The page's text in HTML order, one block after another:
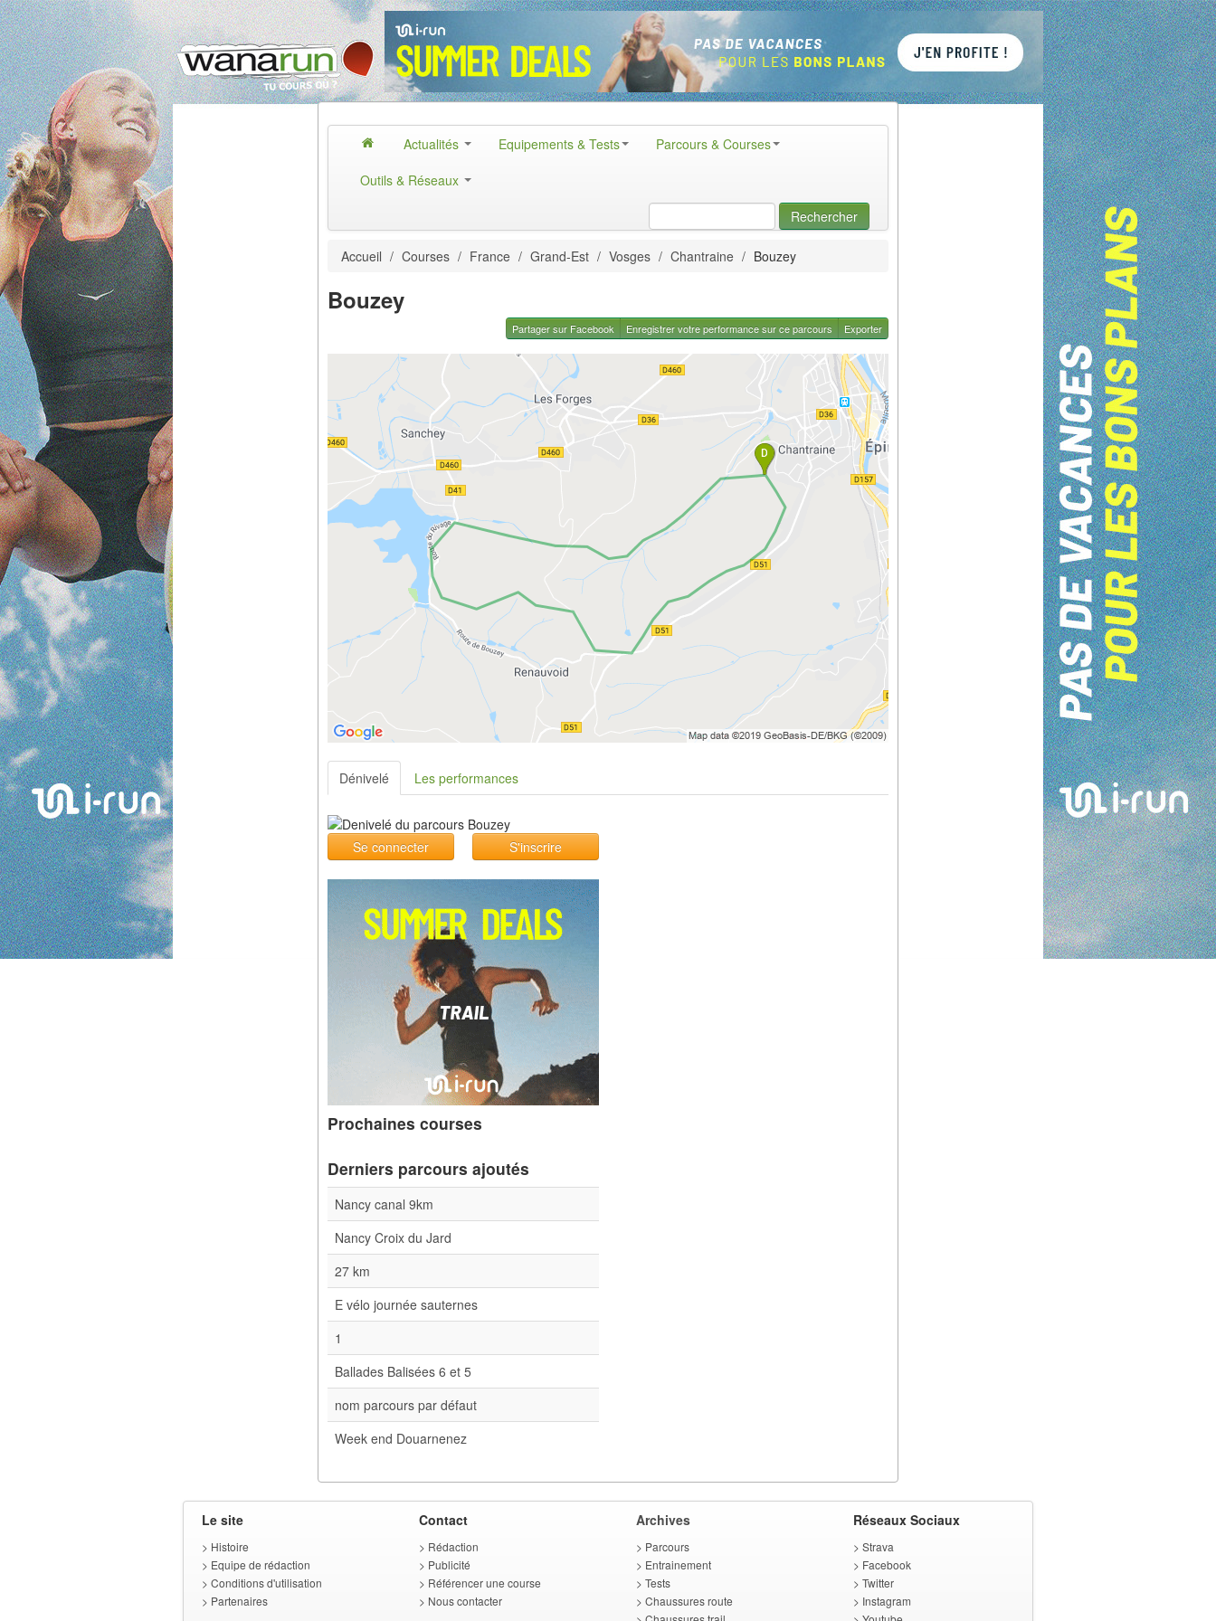
Actualités Equipements & Tests
Parcours & Courses
Outils & Réseaux
Rechercher
Accueil / Courses / France / Grand-Est / Vosges / Chantraine / Bouzey
Bouzey
Partager sur Facebook Enregistrer votre performance sur ce parcours Exporter
Dénivelé Les performances
Se connecter S'inscrire
Prochaines courses
Derniers parcours ajoutés
Nancy canal 9km
Nancy Croix du Jard
27 km
E vélo journée sauternes
1
Ballades Balisées 6 et 5
nom parcours par défaut
Week end Douarnenez
Le site
> Histoire
> Equipe de rédaction
> Conditions d'utilisation
> Partenaires
Contact
> Rédaction
> Publicité
> Référencer une course
> Nous contacter
Archives
> Parcours
> Entrainement
> Tests
> Chaussures route
Réseaux Sociaux
> Strava
> Facebook
> Twitter
> Instagram